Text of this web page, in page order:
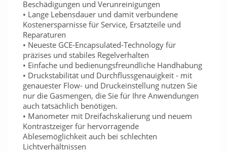
Beschädigungen und Verunreinigungen
• Lange Lebensdauer und damit verbundene
Kostenersparnisse für Service, Ersatzteile und
Reparaturen
• Neueste GCE-Encapsulated-Technology für
präzises und stabiles Regelverhalten
• Einfache und bedienungsfreundliche Handhabung
• Druckstabilität und Durchflussgenauigkeit - mit
genauester Flow- und Druckeinstellung nutzen Sie
nur die Gasmengen, die Sie für Ihre Anwendungen
auch tatsächlich benötigen.
• Manometer mit Dreifachskalierung und neuem
Kontrastzeiger für hervorragende
Ablesemöglichkeit auch bei schlechten
Lichtverhältnissen